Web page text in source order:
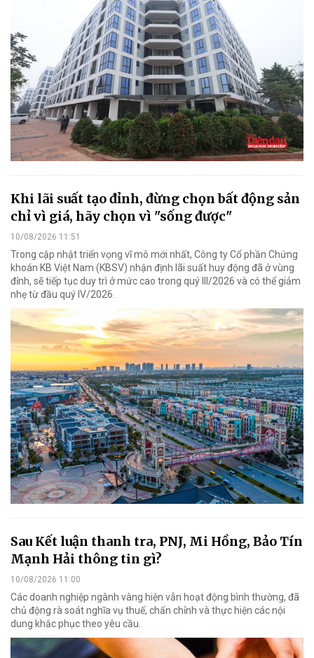
Khi lãi suất tạo đỉnh, đừng chọn bất động sản
chỉ vì giá, hãy chọn vì "sống được"
10/08/2026 11:51
Trong cập nhật triển vọng vĩ mô mới nhất, Công ty Cổ phần Chứng
khoán KB Việt Nam (KBSV) nhận định lãi suất huy động đã ở vùng
đỉnh, sẽ tiếp tục duy trì ở mức cao trong quý III/2026 và có thể giảm
nhẹ từ đầu quý IV/2026.
Sau Kết luận thanh tra, PNJ, Mi Hồng, Bảo Tín
Mạnh Hải thông tin gì?
10/08/2026 11:00
Các doanh nghiệp ngành vàng hiện vẫn hoạt động bình thường, đã
chủ động rà soát nghĩa vụ thuế, chấn chỉnh và thực hiện các nội
dung khắc phục theo yêu cầu.